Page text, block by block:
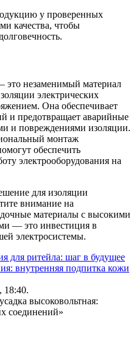
у проверенных
качества, чтобы
это незаменимый материал
электрических
Она обеспечивает
и предотвращает аварийные
и повреждениями изоляции.
монтаж
обеспечить
электрооборудования на
для изоляции
внимание на
материалы с высокими
— это инвестиция в
электросистемы.
ритейла: шаг в будущее
внутренняя подпитка кожи
18:40.
высоковольтная:
соединений»